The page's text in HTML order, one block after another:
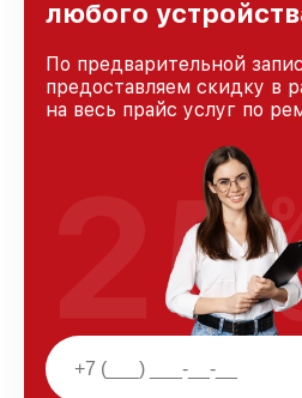
любого
По предварительной
предоставляем скидку в
на весь прайс услуг по
25